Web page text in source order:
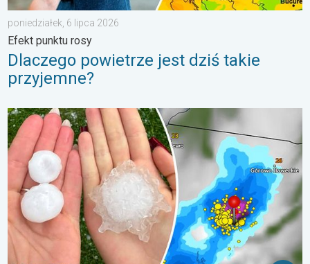
poniedziałek, 6 lipca 2026
Efekt punktu rosy
Dlaczego powietrze jest dziś takie
przyjemne?
Ogromny grad na Mazurach. Do 7 cm średnicy. . . piątek, 7